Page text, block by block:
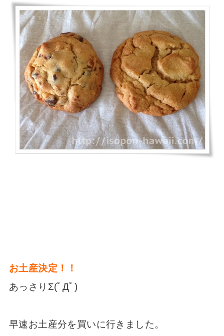
お土産決定！！
あっさりΣ(ﾟДﾟ)
早速お土産分を買いに行きました。